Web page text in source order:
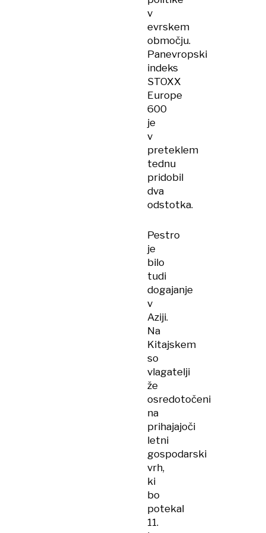
v
evrskem
območju.
Panevropski
indeks
STOXX
Europe
600
je
v
preteklem
tednu
pridobil
dva
odstotka.
Pestro
je
bilo
tudi
dogajanje
v
Aziji.
Na
Kitajskem
so
vlagatelji
že
osredotočeni
na
prihajajoči
letni
gospodarski
vrh,
ki
bo
potekal
11.